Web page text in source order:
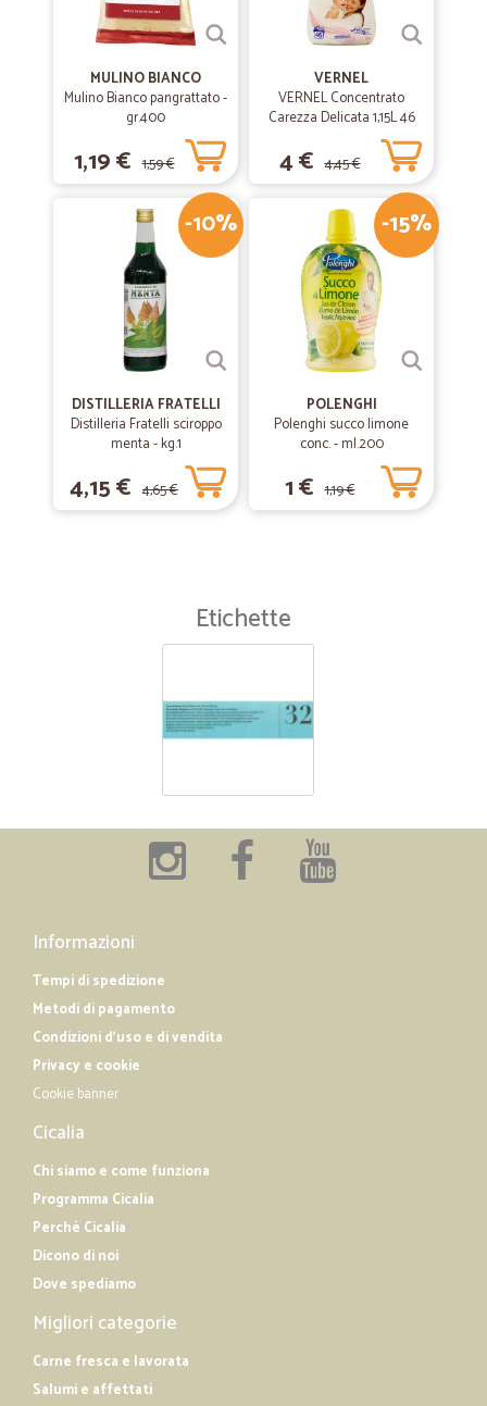
MULINO BIANCO
Mulino Bianco pangrattato -
gr.400
1,19 € 1,59 €
VERNEL
VERNEL Concentrato
Carezza Delicata 1,15L 46
4 € 4,45 €
-10%
DISTILLERIA FRATELLI
Distilleria Fratelli sciroppo
menta - kg.1
4,15 € 4,65 €
-15%
POLENGHI
Polenghi succo limone
conc. - ml.200
1 € 1,19 €
Etichette
Informazioni
Tempi di spedizione
Metodi di pagamento
Condizioni d'uso e di vendita
Privacy e cookie
Cookie banner
Cicalia
Chi siamo e come funziona
Programma Cicalia
Perché Cicalia
Dicono di noi
Dove spediamo
Migliori categorie
Carne fresca e lavorata
Salumi e affettati